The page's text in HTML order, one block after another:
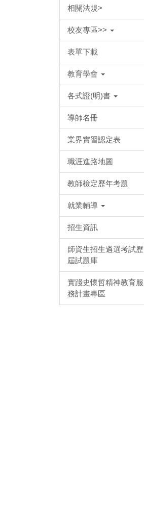
相關法規>
校友專區>>
表單下載
教育學會
各式證(明)書
導師名冊
業界實習認定表
職涯進路地圖
教師檢定歷年考題
就業輔導
招生資訊
師資生招生遴選考試歷
屆試題庫
實踐史懷哲精神教育服
務計畫專區